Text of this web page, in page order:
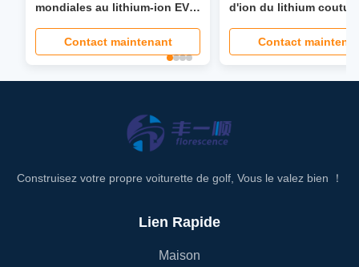
mondiales au lithium-ion EV
mph, siège pliable, phare
LCD, écran LED
Contact maintenant
d'ion du lithium
Contact
Construisez votre propre voiturette de golf, Vous le valez bien ！
Lien Rapide
Maison